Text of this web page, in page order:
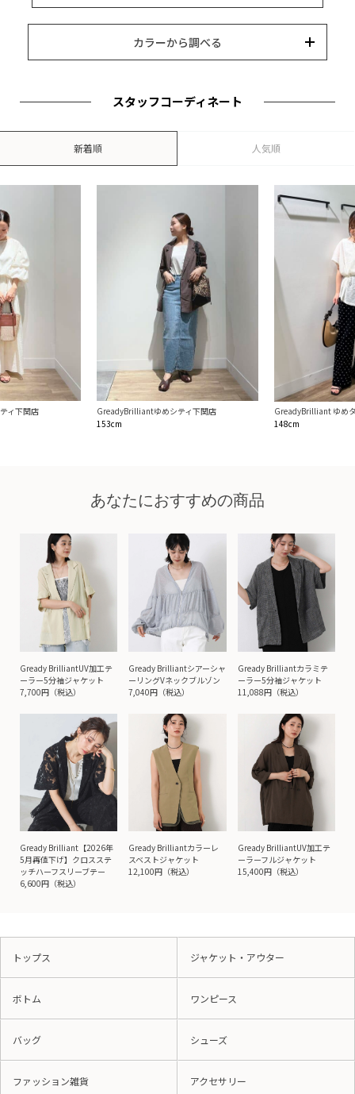
ブランド
カラーから調べる
スタッフコーディネート
新着順 人気順
ィ下関店
GreadyBrilliantゆめシティ下関店
153cm
GreadyBrilliant ゆめ
148cm
あなたにおすすめの商品
Gready BrilliantUV加工テ
ーラー5分袖ジャケット
7,700円（税込）
Gready Brilliantシアーシャ
ーリングVネックブルゾン
7,040円（税込）
Gready Brilliantカラミテ
ーラー5分袖ジャケット
11,088円（税込）
Gready Brilliant【2026年
5月再値下げ】クロスステ
ッチハーフスリーブテー
6,600円（税込）
Gready Brilliantカラーレ
スベストジャケット
12,100円（税込）
Gready BrilliantUV加工テ
ーラーフルジャケット
15,400円（税込）
トップス ジャケット・アウター
ボトム ワンピース
バッグ シューズ
ファッション雑貨 アクセサリー